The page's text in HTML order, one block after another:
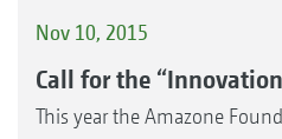
Nov 10, 2015
Call for the
This year the Amazone